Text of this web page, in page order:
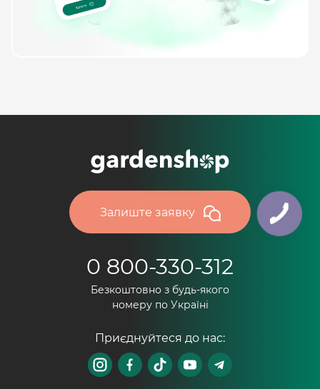
Залиште заявку
0 800-330-312
Безкоштовно з будь-якого
номеру по Україні
Приєднуйтеся до нас: